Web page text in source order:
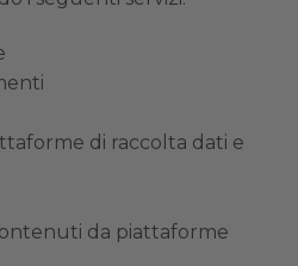
di raccolta dati e
da piattaforme